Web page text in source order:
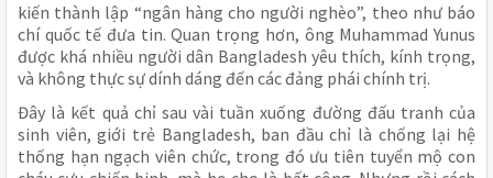
kiến thành lập “ngân hàng cho người nghèo”, theo như báo
chí quốc tế đưa tin. Quan trọng hơn, ông Muhammad Yunus
được khá nhiều người dân Bangladesh yêu thích, kính trọng,
và không thực sự dính dáng đến các đảng phái chính trị.
Đây là kết quả chỉ sau vài tuần xuống đường đấu tranh của
sinh viên, giới trẻ Bangladesh, ban đầu chỉ là chống lại hệ
thống hạn ngạch viên chức, trong đó ưu tiên tuyển mộ con